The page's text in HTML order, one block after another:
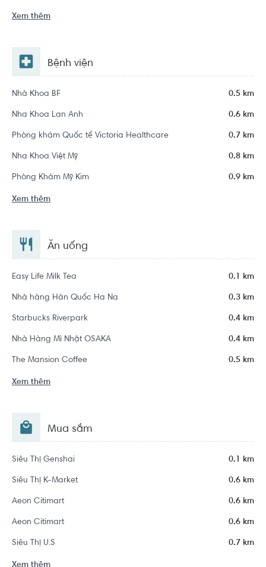
Xem thêm
Bệnh viện
Nhà Khoa BF 0.5 km
Nha Khoa Lan Anh 0.6 km
Phòng khám Quốc tế Victoria Healthcare 0.7 km
Nha Khoa Việt Mỹ 0.8 km
Phòng Khám Mỹ Kim 0.9 km
Xem thêm
Ăn uống
Easy Life Milk Tea 0.1 km
Nhà hàng Hàn Quốc Ha Na 0.3 km
Starbucks Riverpark 0.4 km
Nhà Hàng Mì Nhật OSAKA 0.4 km
The Mansion Coffee 0.5 km
Xem thêm
Mua sắm
Siêu Thị Genshai 0.1 km
Siêu Thị K-Market 0.6 km
Aeon Citimart 0.6 km
Aeon Citimart 0.6 km
Siêu Thị U.S 0.7 km
Xem thêm